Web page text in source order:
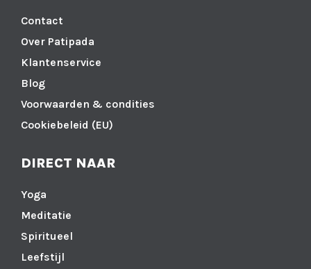
Contact
Over Patipada
Klantenservice
Blog
Voorwaarden & condities
Cookiebeleid (EU)
DIRECT NAAR
Yoga
Meditatie
Spiritueel
Leefstijl